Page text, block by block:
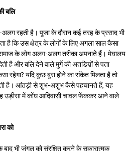
बलि
अलग रहती है। पूजा के दौरान कई तरह के प्रसाद भी
है कि उस क्षेत्र के लोगों के लिए अगला साल कैसा
के लोग अलग-अलग तरीका अपनाते हैं। मेघालय
है और बलि देने वाले मुर्गे की अतडिय़ों से पता
रहेगा? यदि कुछ बुरा होने का संकेत मिलता है तो
है। आंतड़ी से शुभ-अशुभ कैसे पहचानते हैं, यह
उड़ीसा में कोंध आदिवासी चावल फेंककर आने वाले
को
भी जंगल को संरक्षित करने के सकारात्मक